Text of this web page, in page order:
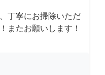
丁寧にお掃除いただ
またお願いします！